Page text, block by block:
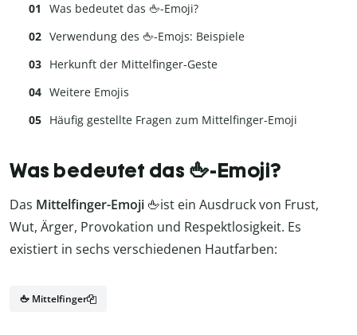
Was bedeutet das 🖕-Emoji?
Verwendung des 🖕-Emojs: Beispiele
Herkunft der Mittelfinger-Geste
Weitere Emojis
Häufig gestellte Fragen zum Mittelfinger-Emoji
Was bedeutet das 🖕-Emoji?
Das Mittelfinger-Emoji 🖕ist ein Ausdruck von Frust,
Wut, Ärger, Provokation und Respektlosigkeit. Es
existiert in sechs verschiedenen Hautfarben:
🖕 Mittelfinger